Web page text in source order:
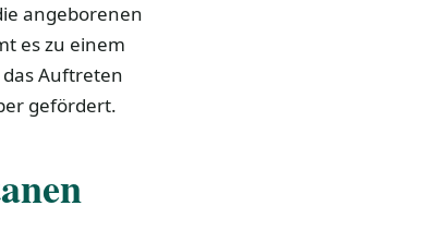
angeborenen
es zu einem
Auftreten
gefördert.